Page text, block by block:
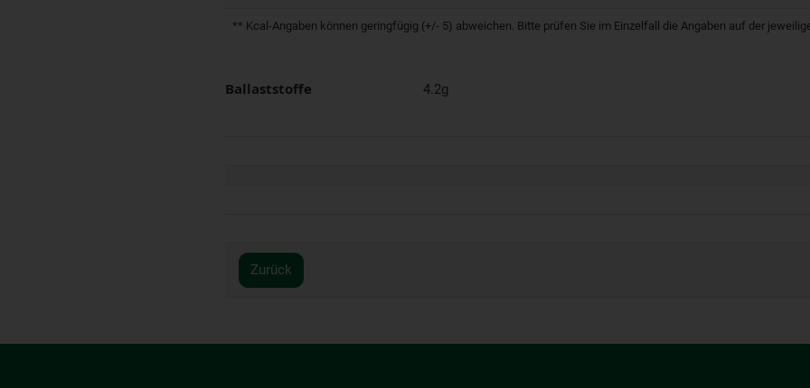
** Kcal-Angaben können geringfügig (+/- 5) abweichen. Bitte prüfen Sie im Einzelfall die Angaben auf der
Ballaststoffe 4.2g
Zurück